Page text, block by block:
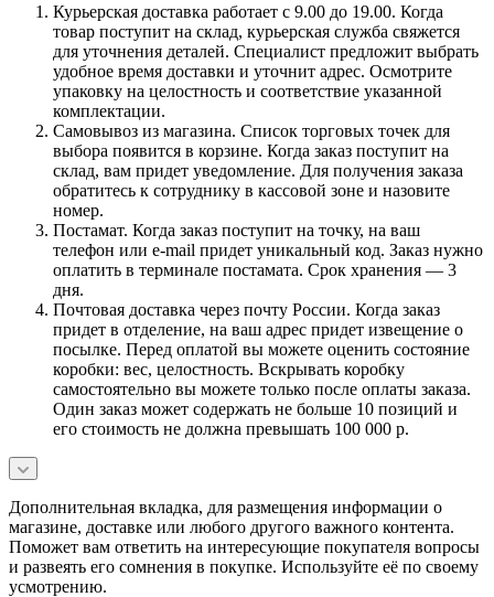
Курьерская доставка работает с 9.00 до 19.00. Когда
товар поступит на склад, курьерская служба свяжется
для уточнения деталей. Специалист предложит выбрать
удобное время доставки и уточнит адрес. Осмотрите
упаковку на целостность и соответствие указанной
комплектации.
Самовывоз из магазина. Список торговых точек для
выбора появится в корзине. Когда заказ поступит на
склад, вам придет уведомление. Для получения заказа
обратитесь к сотруднику в кассовой зоне и назовите
номер.
Постамат. Когда заказ поступит на точку, на ваш
телефон или e-mail придет уникальный код. Заказ нужно
оплатить в терминале постамата. Срок хранения — 3
дня.
Почтовая доставка через почту России. Когда заказ
придет в отделение, на ваш адрес придет извещение о
посылке. Перед оплатой вы можете оценить состояние
коробки: вес, целостность. Вскрывать коробку
самостоятельно вы можете только после оплаты заказа.
Один заказ может содержать не больше 10 позиций и
его стоимость не должна превышать 100 000 р.
Дополнительная вкладка, для размещения информации о
магазине, доставке или любого другого важного контента.
Поможет вам ответить на интересующие покупателя вопросы
и развеять его сомнения в покупке. Используйте её по своему
усмотрению.